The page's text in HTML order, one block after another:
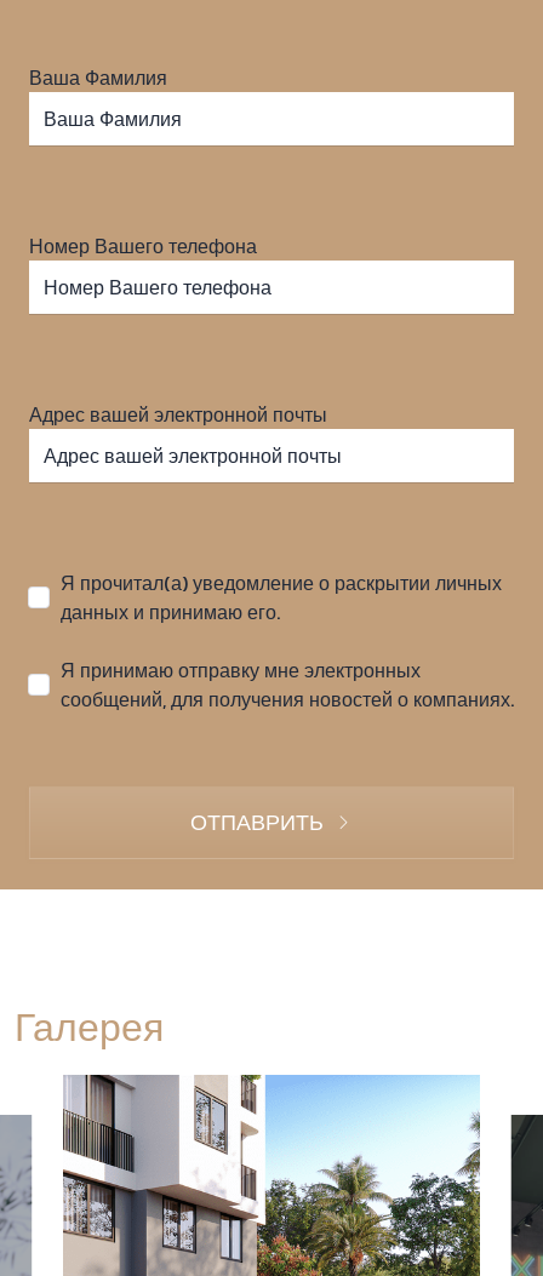
Ваша Фамилия
Номер Вашего телефона
Адрес вашей электронной почты
Я прочитал(а) уведомление о раскрытии личных
данных и принимаю его.
Я принимаю отправку мне электронных
сообщений, для получения новостей о компаниях.
ОТПАВРИТЬ
Галерея